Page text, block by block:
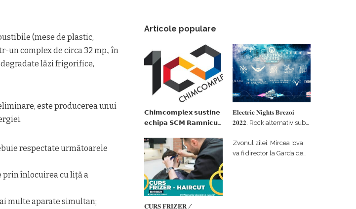
(mese de plastic,
un complex de circa 32 mp., în
degradate lăzi frigorifice,
este producerea unui
respectate următoarele
înlocuirea cu liţă a
multe aparate simultan;
Articole populare
𝗖𝗵𝗶𝗺𝗰𝗼𝗺𝗽𝗹𝗲𝘅 𝘀𝘂𝘀𝘁𝗶𝗻𝗲
𝗲𝗰𝗵𝗶𝗽𝗮 𝗦𝗖𝗠 𝗥𝗮𝗺𝗻𝗶𝗰𝘂
𝗽𝗮𝗿𝘁𝗲𝗻𝗲𝗿 𝗳𝗶𝗻𝗮𝗻𝘁𝗮𝘁𝗼𝗿
𝐄𝐥𝐞𝐜𝐭𝐫𝐢𝐜 𝐍𝐢𝐠𝐡𝐭𝐬 𝐁𝐫𝐞𝐳𝐨𝐢
𝟐𝟎𝟐𝟐. Rock alternativ sub
#𝐁𝐫𝐞𝐳𝐨𝐢𝐮𝐥𝐋𝐮𝐦𝐢𝐢
𝐂𝐔𝐑𝐒 𝐅𝐑𝐈𝐙𝐄𝐑 /
Zvonul zilei: Mircea Iova
va fi director la Garda de